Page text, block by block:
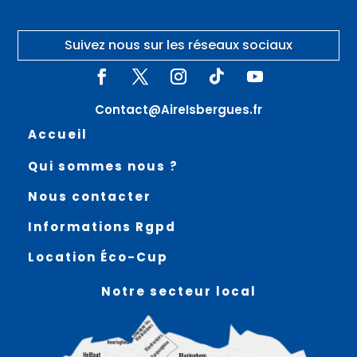
Suivez nous sur les réseaux sociaux
Contact@AireIsbergues.fr
Accueil
Qui sommes nous ?
Nous contacter
Informations Rgpd
Location Éco-Cup
Notre secteur local